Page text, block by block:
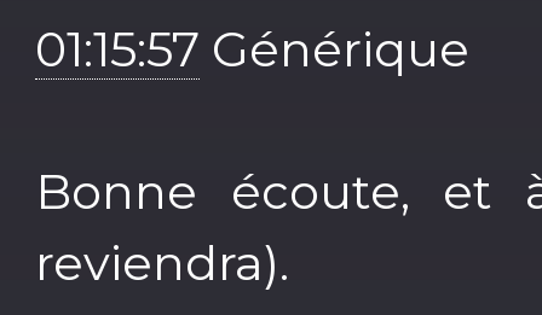
01:15:57 Générique
Bonne écoute, et
reviendra).